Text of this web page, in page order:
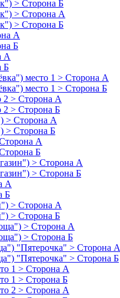
> Сторона Б
> Сторона А
> Сторона Б
А
Б
А
Б
место 1 > Сторона А
место 1 > Сторона Б
2 > Сторона А
2 > Сторона Б
> Сторона А
> Сторона Б
А
Б
> Сторона А
> Сторона Б
А
Б
> Сторона А
> Сторона Б
> Сторона А
> Сторона Б
"Пятерочка" > Сторона А
"Пятерочка" > Сторона Б
1 > Сторона А
1 > Сторона Б
2 > Сторона А